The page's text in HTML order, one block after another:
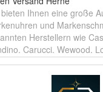
Ihnen eine große
und
Herstellern wie
Carucci, Wewood,
vielen anderen